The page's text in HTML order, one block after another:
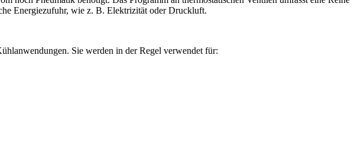
Energiezufuhr, wie z. B. Elektrizität oder Druckluft.
Sie werden in der Regel verwendet für: